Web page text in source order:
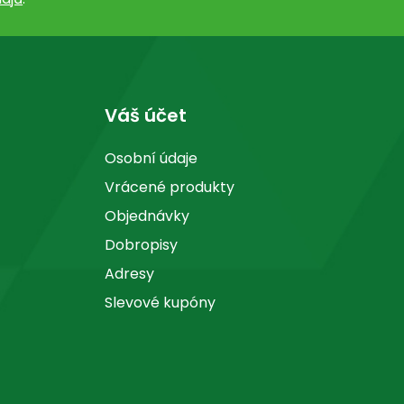
Váš účet
Osobní údaje
Vrácené produkty
Objednávky
Dobropisy
Adresy
Slevové kupóny